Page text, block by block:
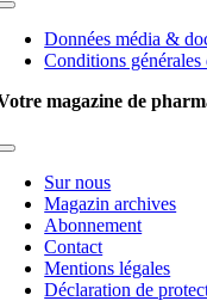
Toggle
NavigationDonnées média &
Conditions générales
magazine de
Toggle
NavigationSur nous
Magazin archives
Abonnement
Contact
Mentions légales
Déclaration de